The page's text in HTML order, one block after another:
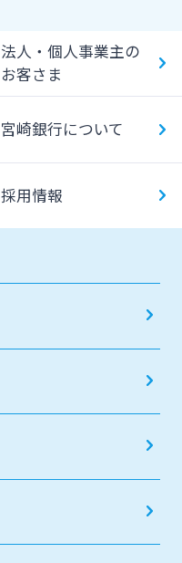
法人・個人事業主の
お客さま
宮崎銀行について
採用情報